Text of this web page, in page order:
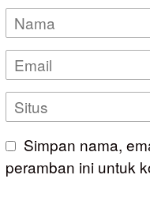
Simpan nama,
peramban ini untuk